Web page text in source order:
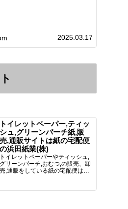
い…
2025.03.17
トイレットペーパー,ティッ
シュ,グリーンパーチ紙,販
売,通販サイトは紙の宅配便
の浜田紙業(株)
トイレットペーパーやティッシュ,
グリーンパーチ,おむつ,の販売、卸
売,通販をしている紙の宅配便は創
ト決済各種対応しています。歴史